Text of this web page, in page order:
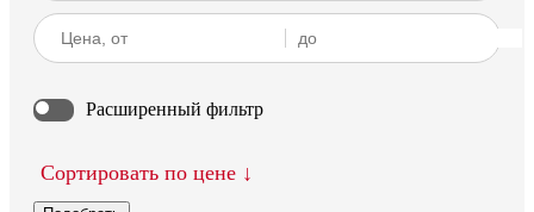
Расширенный фильтр
Сортировать по цене